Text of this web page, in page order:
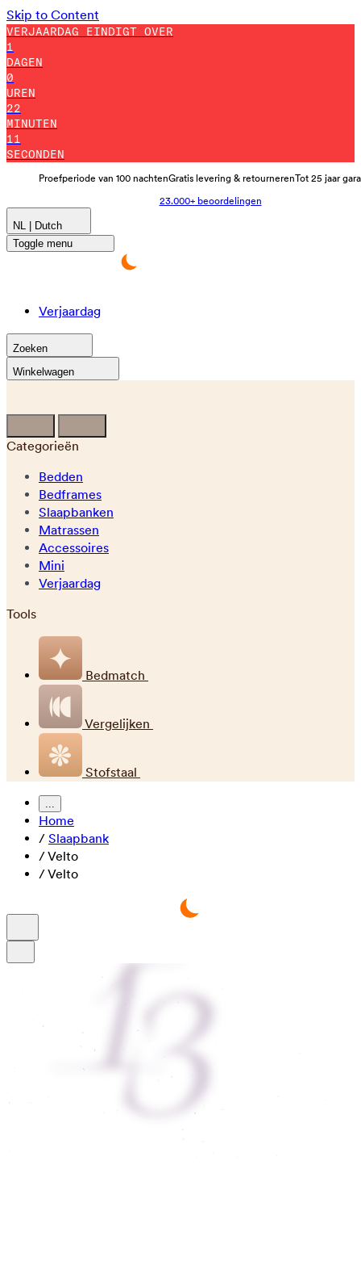
Skip to Content
VERJAARDAG EINDIGT OVER
1
DAGEN
0
UREN
22
MINUTEN
5
SECONDEN
Proefperiode van 100 nachtenGratis levering & retournerenTot 25 jaar
23.000+ beoordelingen
NL | Dutch
Toggle menu
Verjaardag
Zoeken
Winkelwagen
Categorieën
Bedden
Bedframes
Slaapbanken
Matrassen
Accessoires
Mini
Verjaardag
Tools
Bedmatch
Vergelijken
Stofstaal
...
Home
/ Slaapbank
/Velto
/Velto